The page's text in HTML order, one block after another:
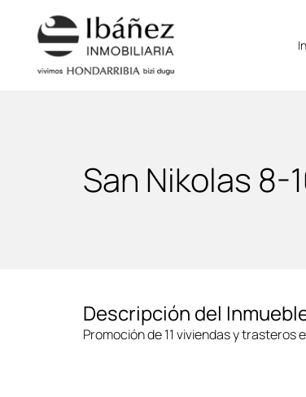
San Nikolas 8-
Descripción del
Promoción de 11 viviendas y trasteros